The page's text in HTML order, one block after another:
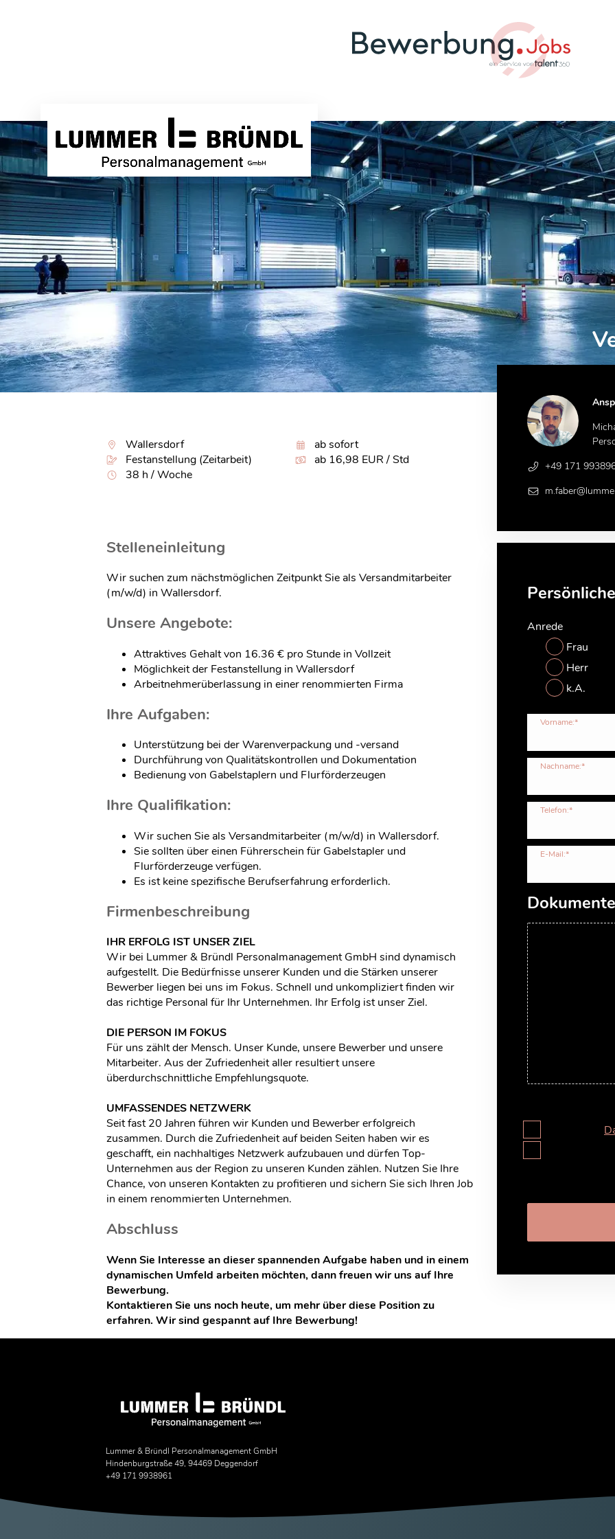
+49 171
Anrede
Frau
Herr
k.A.
Vorname:*
Nachname:*
Telefon:*
E-Mail:*
Dokumente
Wallersdorf
Festanstellung (Zeitarbeit)
38 h / Woche
ab sofort
ab 16,98 EUR / Std
Stelleneinleitung
Wir suchen zum nächstmöglichen Zeitpunkt Sie als Versandmitarbeiter
(m/w/d) in Wallersdorf.
Unsere Angebote:
Attraktives Gehalt von 16.36 € pro Stunde in Vollzeit
Möglichkeit der Festanstellung in Wallersdorf
Arbeitnehmerüberlassung in einer renommierten Firma
Ihre Aufgaben:
Unterstützung bei der Warenverpackung und -versand
Durchführung von Qualitätskontrollen und Dokumentation
Bedienung von Gabelstaplern und Flurförderzeugen
Ihre Qualifikation:
Wir suchen Sie als Versandmitarbeiter (m/w/d) in Wallersdorf.
Sie sollten über einen Führerschein für Gabelstapler und
Flurförderzeuge verfügen.
Es ist keine spezifische Berufserfahrung erforderlich.
Firmenbeschreibung
IHR ERFOLG IST UNSER ZIEL
Wir bei Lummer & Bründl Personalmanagement GmbH sind dynamisch
aufgestellt. Die Bedürfnisse unserer Kunden und die Stärken unserer
Bewerber liegen bei uns im Fokus. Schnell und unkompliziert finden wir
das richtige Personal für Ihr Unternehmen. Ihr Erfolg ist unser Ziel.
DIE PERSON IM FOKUS
Für uns zählt der Mensch. Unser Kunde, unsere Bewerber und unsere
Mitarbeiter. Aus der Zufriedenheit aller resultiert unsere
überdurchschnittliche Empfehlungsquote.
UMFASSENDES NETZWERK
Seit fast 20 Jahren führen wir Kunden und Bewerber erfolgreich
zusammen. Durch die Zufriedenheit auf beiden Seiten haben wir es
geschafft, ein nachhaltiges Netzwerk aufzubauen und dürfen Top-
Unternehmen aus der Region zu unseren Kunden zählen. Nutzen Sie Ihre
Chance, von unseren Kontakten zu profitieren und sichern Sie sich Ihren Job
in einem renommierten Unternehmen.
Abschluss
Wenn Sie Interesse an dieser spannenden Aufgabe haben und in einem
dynamischen Umfeld arbeiten möchten, dann freuen wir uns auf Ihre
Bewerbung.
Kontaktieren Sie uns noch heute, um mehr über diese Position zu
erfahren. Wir sind gespannt auf Ihre Bewerbung!
Lummer & Bründl Personalmanagement GmbH
Hindenburgstraße 49, 94469 Deggendorf
+49 171 9938961